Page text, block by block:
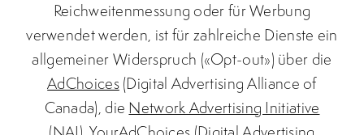
Reichweitenmessung oder für Werbung
verwendet werden, ist für zahlreiche Dienste ein
allgemeiner Widerspruch («Opt-out») über die
AdChoices(Digital Advertising Alliance of
Canada), die Network Advertising Initiative